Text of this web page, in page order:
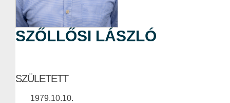
SZŐLLŐSI LÁSZLÓ
SZÜLETETT
1979.10.10.